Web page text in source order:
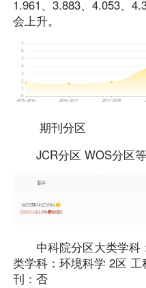
1.961、3.883、4.053、
会上升。
期刊分区
JCR分区 WOS分区等
中科院分区大类学科
类学科：环境科学 2区
刊：否